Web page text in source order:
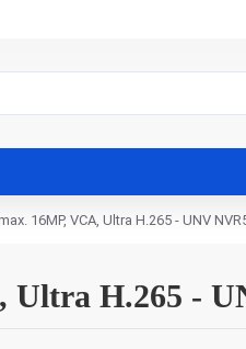
16MP, VCA, Ultra H.265 - UNV
Ultra H.265 -